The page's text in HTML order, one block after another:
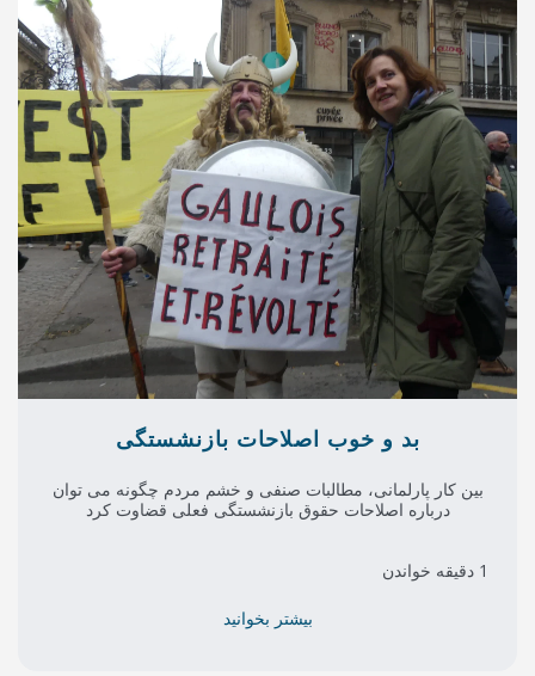
اصلاحات بازنشستگی
صنفی و خشم مردم چگونه می توان
حقوق بازنشستگی فعلی قضاوت کرد